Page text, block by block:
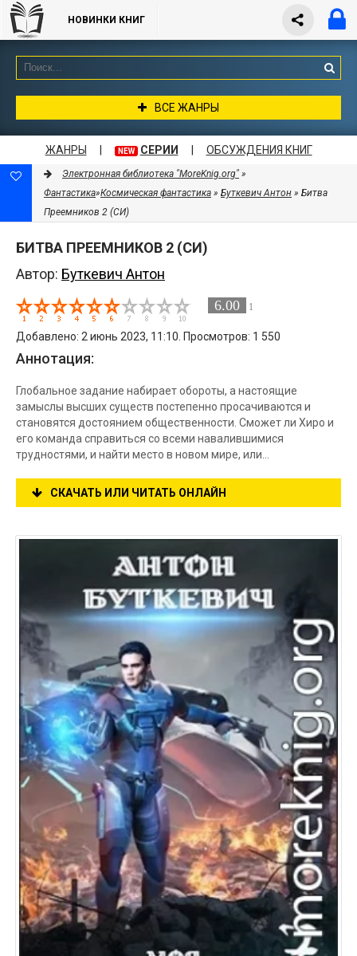
НОВИНКИ КНИГ
ВСЕ ЖАНРЫ
ЖАНРЫ NEW СЕРИИ ОБСУЖДЕНИЯ КНИГ
Электронная библиотека "MoreKnig.org" »
Фантастика»Космическая фантастика » Буткевич Антон » Битва
Преемников 2 (СИ)
БИТВА ПРЕЕМНИКОВ 2 (СИ)
Автор: Буткевич Антон
6.00 1
Добавлено: 2 июнь 2023, 11:10. Просмотров: 1 550
Аннотация:
Глобальное задание набирает обороты, а настоящие
замыслы высших существ постепенно просачиваются и
становятся достоянием общественности. Сможет ли Хиро и
его команда справиться со всеми навалившимися
трудностями, и найти место в новом мире, или...
СКАЧАТЬ ИЛИ ЧИТАТЬ ОНЛАЙН